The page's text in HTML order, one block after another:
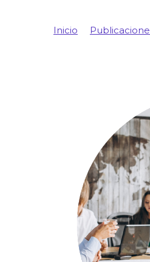
Inicio